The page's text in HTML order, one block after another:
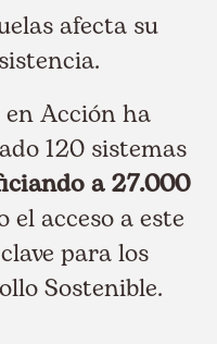
afecta su
en Acción ha
120 sistemas
a 27.000
el acceso a este
para los
Sostenible.